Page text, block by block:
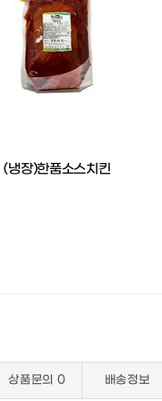
(냉장)한품소스치킨
상품문의 0 배송정보